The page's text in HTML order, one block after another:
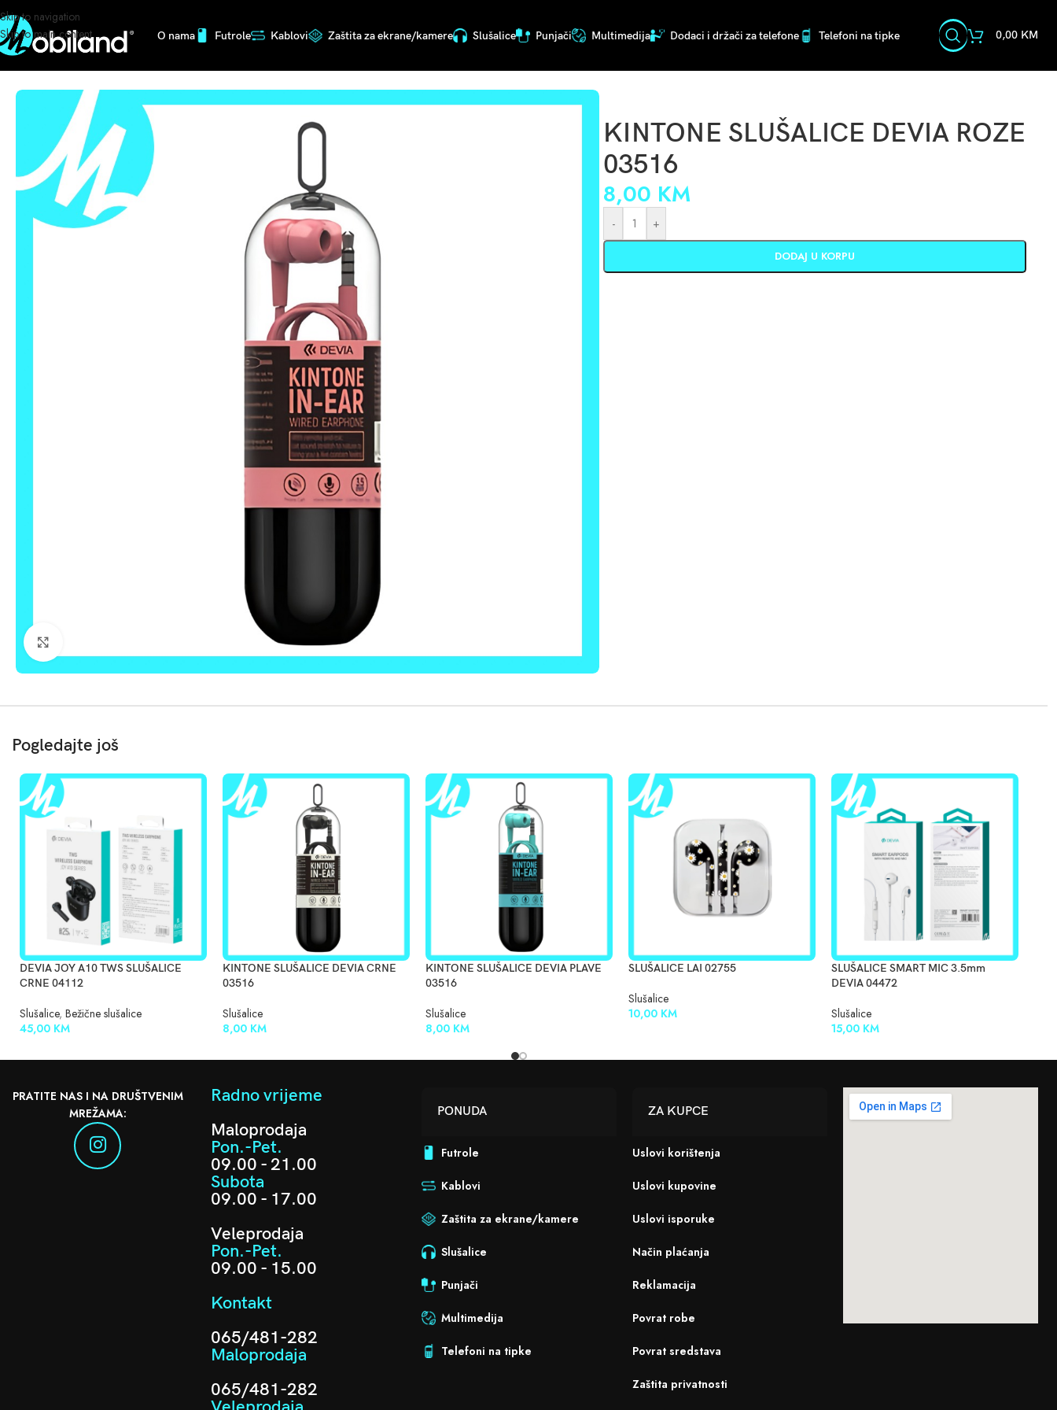
Skip to navigation
Skip to main content
O nama Futrole Kablovi Zaštita za ekrane/kamere Slušalice Punjači Multimedija Dodaci i držači za telefone Telefoni na tipke 0,00 KM
Početna/Slušalice/KINTONE SLUŠALICE DEVIA ROZE 03516
KINTONE SLUŠALICE DEVIA ROZE
03516
8,00 KM
- +
DODAJ U KORPU
Pogledajte još
DEVIA JOY A10 TWS SLUŠALICE
CRNE 04112
Slušalice, Bežične slušalice
45,00 KM
KINTONE SLUŠALICE DEVIA CRNE
03516
Slušalice
8,00 KM
KINTONE SLUŠALICE DEVIA PLAVE
03516
Slušalice
8,00 KM
SLUŠALICE LAI 02755
Slušalice
10,00 KM
SLUŠALICE SMART MIC 3.5mm
DEVIA 04472
Slušalice
15,00 KM
PRATITE NAS I NA DRUŠTVENIM
MREŽAMA:
Radno vrijeme
Maloprodaja
Pon.-Pet.
09.00 - 21.00
Subota
09.00 - 17.00
Veleprodaja
Pon.-Pet.
09.00 - 15.00
Kontakt
065/481-282
Maloprodaja
065/481-282
PONUDA
Futrole
Kablovi
Zaštita za ekrane/kamere
Slušalice
Punjači
Multimedija
Telefoni na tipke
ZA KUPCE
Uslovi korištenja
Uslovi kupovine
Uslovi isporuke
Način plaćanja
Reklamacija
Povrat robe
Povrat sredstava
Zaštita privatnosti